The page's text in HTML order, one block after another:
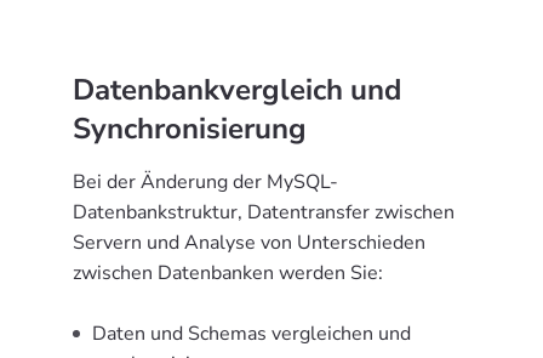
Datenbankvergleich und
Synchronisierung
Bei der Änderung der MySQL-
Datenbankstruktur, Datentransfer zwischen
Servern und Analyse von Unterschieden
zwischen Datenbanken werden Sie:
Daten und Schemas vergleichen und